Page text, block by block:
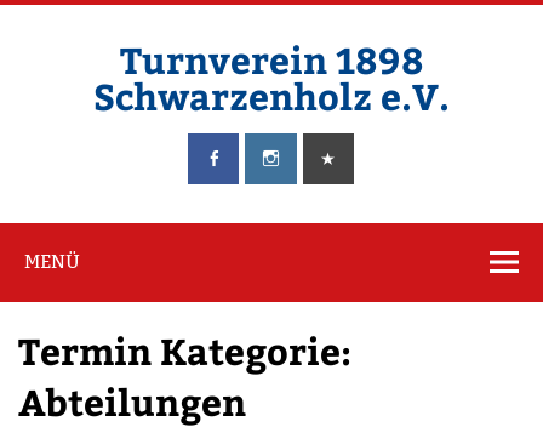
Zum
Turnverein 1898
Schwarzenholz e.V.
125 Jahre der Turnverein in Schwarzenholz
MENÜ
Termin Kategorie:
Abteilungen